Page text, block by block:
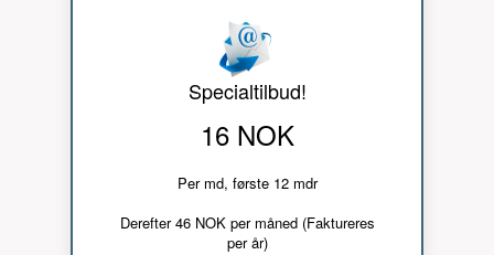
Specialtilbud!
16 NOK
Per md, første 12 mdr
Derefter 46 NOK per måned (Faktureres
per år)